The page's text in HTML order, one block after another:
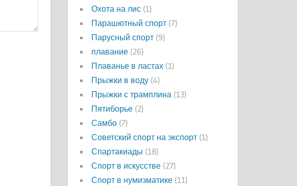
Охота на лис (1)
Парашютный спорт (7)
Парусный спорт (9)
плавание (26)
Плаванье в ластах (1)
Прыжки в воду (4)
Прыжки с трамплина (13)
Пятиборье (2)
Самбо (7)
Советский спорт на экспорт (1)
Спартакиады (18)
Спорт в искусстве (27)
Спорт в нумизматике (11)